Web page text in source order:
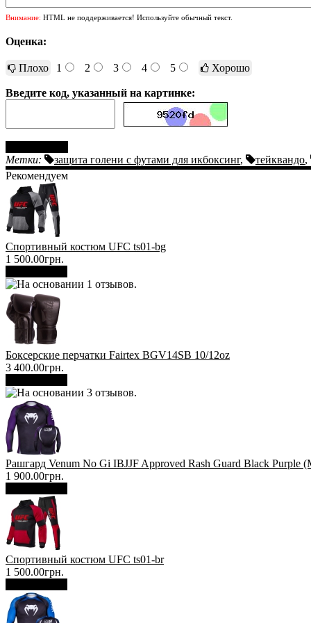
Внимание: HTML не поддерживается! Используйте обычный текст.
Оценка:
Плохо 1 2 3 4 5 Хорошо
Введите код, указанный на картинке:
Метки:
защита голени с футами для икбоксинг, тейквандо,
Рекомендуем
Спортивный костюм UFC ts01-bg
1 500.00грн.
Боксерские перчатки Fairtex BGV14SB 10/12oz
3 400.00грн.
Рашгард Venum No Gi IBJJF Approved Rash Guard Black Purple
1 900.00грн.
Спортивный костюм UFC ts01-br
1 500.00грн.